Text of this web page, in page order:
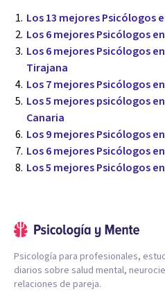
Los 13 mejores Psicólogos
Los 6 mejores Psicólogos
Los 6 mejores Psicólogos
Tirajana
Los 7 mejores Psicólogos
Los 5 mejores psicólogos
Canaria
Los 9 mejores Psicólogos
Los 6 mejores Psicólogos
Los 5 mejores Psicólogos
Psicología para profesionales,
diarios sobre salud mental,
relaciones de pareja.